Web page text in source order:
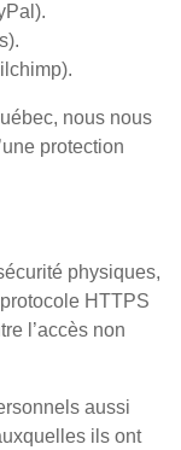
nous nous
protection
physiques,
HTTPS
l’accès non
aussi
ils ont